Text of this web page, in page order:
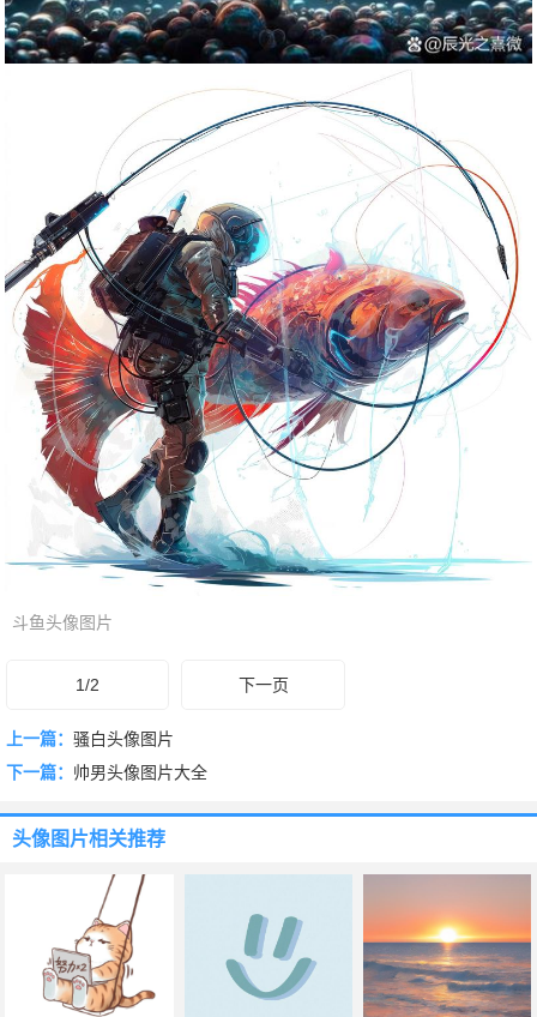
斗鱼头像图片
1/2 下一页
上一篇： 骚白头像图片
下一篇： 帅男头像图片大全
头像图片相关推荐